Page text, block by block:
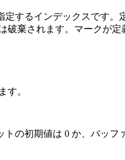
定するインデックスです
破棄されます。マークが
す。
の初期値は 0 か、バッ